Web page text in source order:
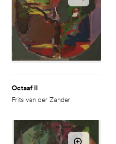
Octaaf II
Frits van der Zander